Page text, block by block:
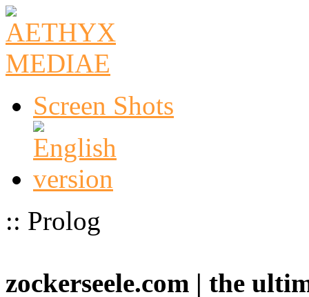
Screen Shots
:: Prolog
zockerseele.com | the